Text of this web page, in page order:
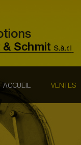
ACCUEIL VENTES